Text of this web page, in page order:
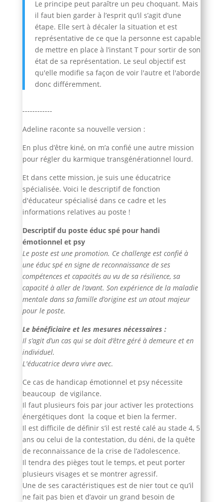
Le principe peut paraître un peu choquant. Mais
il faut bien garder à l’esprit qu’il s’agit d’une
étape. Elle sert à décaler la situation et est
représentative de ce que la personne est capable
de mettre en place à l’instant T pour sortir de son
état de sa représentation. Le seul objectif est
qu'elle modifie sa façon de voir l'autre et l'aborde
donc différemment.
------------
Adeline raconte sa nouvelle version :
En plus d’être kiné, on m’a confié une autre mission
pour régler du karmique transgénérationnel lourd.
Et dans cette mission, je suis une éducatrice
spécialisée. Voici le descriptif de fonction
d'éducateur spécialisé dans ce cadre et les
informations relatives au poste !
Descriptif du poste éduc spé pour handi
émotionnel et psy
Le poste est une promotion. Ce challenge est confié à
une éduc spé en signe de reconnaissance de ses
compétences et capacités au vu de sa résilience, sa
capacité à aller de l’avant. Son expérience de la maladie
mentale dans sa famille d’origine est un atout majeur
pour le poste.
Le bénéficiaire et les mesures nécessaires :
Il s’agit d’un cas qui se doit d’être géré à demeure et en
individuel.
L'éducatrice devra vivre avec.
Ce cas de handicap émotionnel et psy nécessite
beaucoup de vigilance.
Il faut plusieurs fois par jour activer les protections
énergétiques dont la coque et bien la fermer.
Il est difficile de définir s’il est resté calé au stade 4, 5
ans ou celui de la contestation, du déni, de la quête
de reconnaissance de la crise de l’adolescence.
Il tendra des pièges tout le temps, et peut porter
plusieurs visages et se montrer agressif.
Une de ses caractéristiques est de nier tout ce qu’il
ne fait pas bien et d’avoir un grand besoin de